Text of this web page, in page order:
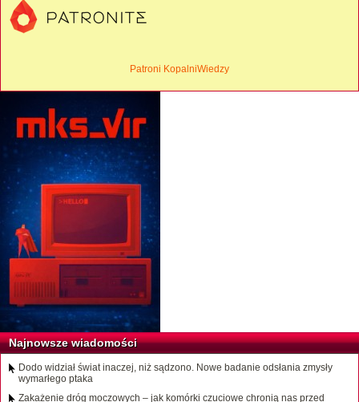
Patroni KopalniWiedzy
Najnowsze wiadomości
Dodo widział świat inaczej, niż sądzono. Nowe badanie odsłania zmysły
wymarłego ptaka
Zakażenie dróg moczowych – jak komórki czuciowe chronią nas przed